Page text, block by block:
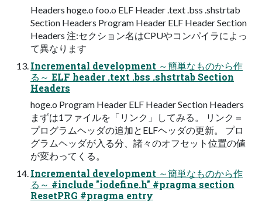
Headers hoge.o foo.o ELF Header .text .bss .shstrtab
Section Headers Program Header ELF Header Section
Headers 注:セクション名はCPUやコンパイラによっ
て異なります
Incremental development ～簡単なものから作
る～ ELF header .text .bss .shstrtab Section
Headers
hoge.o Program Header ELF Header Section Headers
まずは1ファイルを「リンク」してみる。 リンク＝
プログラムヘッダの追加とELFヘッダの更新。 プロ
グラムヘッダが入る分、諸々のオフセット位置の値
が変わってくる。
Incremental development ～簡単なものから作
る～ #include "iodefine.h" #pragma section
ResetPRG #pragma entry